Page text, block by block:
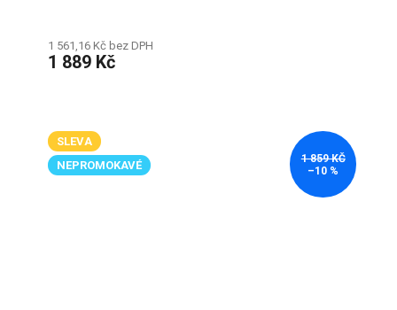
1 561,16 Kč bez DPH
1 889 Kč
SLEVA
NEPROMOKAVÉ
1 859 KČ
–10 %